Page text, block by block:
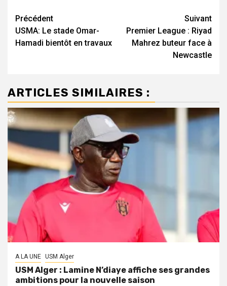
Navigation
d’article
Précédent
USMA: Le stade Omar-
Hamadi bientôt en travaux
Suivant
Premier League : Riyad
Mahrez buteur face à
Newcastle
ARTICLES SIMILAIRES :
A LA UNE USM Alger
USM Alger : Lamine N’diaye affiche ses grandes
ambitions pour la nouvelle saison